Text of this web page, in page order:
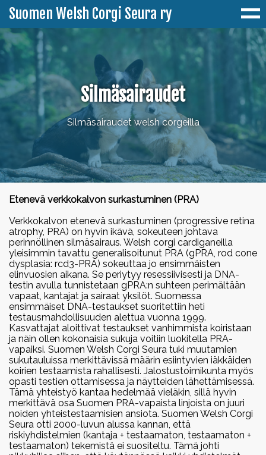
Suomen Welsh Corgi Seura ry
Ajankohtaista
Yhdistys
Jäseneksi
Corgiset-lehti
CorgistiShop
Toimihenkilöt & yhteystiedot
Alaosastot
Keski-Suomen alaosasto
Pirkanmaan alaosasto
Pohjois-Suomen alaosasto
Itä-Suomen alaosasto
Uudenmaan alaosasto
Yhdistyksen säännöt
Vuosikokoukset
Vuosikokous 2026
Vuosikokous 2024
Vuosikokous 2025
Tietosuojaseloste
Corgeista
Welsh Corgi Pembroke
Pembroken värit
Welsh Corgi Cardigan
Harrastukset
Paimennus
Minustako corgin omistaja?
Ohjeita pentua etsivälle
Pentulista & kodinetsintä
Jalostus
PEVISA
Jalostuksen tavoiteohjelmat
Jalostussuositukset
Selkästrategia
Poikkeuslupamenettelyt
Jalostusohjesääntö
Minustako corgikasvattaja?
Kasvattajat
Teettäisinkö nartullani pennut?
Antaisinko urostani jalostukseen?
Terveys
Terveystietopankki
Rodussa esiintyvät sairaudet ja viat
CDDY/IVDD ja CDPA
Lonkkanivelen kasvuhäiriö
Kyynärnivelen inkongruenssi
Selkäongelmat
Silmäsairaudet
Laforan tauti
Virtsakivet
Tapahtumat
Erikoisnäyttely 2026
Mestaruuskisat
Webinaarit
Paimennustaipumustestit ja -
päivät
Näyttelykalenteri
Tulokset
Vuoden corgit
2025
Vuoden cardiganit 2025
Vuoden pembroket 2025
Vuoden harrastecorgit 2025
2024
Vuoden cardiganit 2024
Vuoden pembroket 2024
Vuoden harrastecorgit 2024
Erikoisnäyttelyt
Erikoisnäyttely 2026 Turku
Erikoisnäyttely 2025
Tampere
Erikoisnäyttely 2024 Kouvola
Erikoisnäyttely 2023 Jämsä
Rotumestaruudet
Valiogalleriat
Valiogalleria 2023
Valiogalleria 2022
Valiogalleria 2021
Säännöt
Linkit
Lomakkeet
Jäsenosio
Facebook
Instagram
Silmäsairaudet
Silmäsairaudet welsh corgeilla
Etenevä verkkokalvon surkastuminen (PRA)
Verkkokalvon etenevä surkastuminen (progressive retina
atrophy, PRA) on hyvin ikävä, sokeuteen johtava
perinnöllinen silmäsairaus. Welsh corgi cardiganeilla
yleisimmin tavattu generalisoitunut PRA (gPRA, rod cone
dysplasia: rcd3-PRA) sokeuttaa jo ensimmäisten
elinvuosien aikana. Se periytyy resessiivisesti ja DNA-
testin avulla tunnistetaan gPRA:n suhteen perimältään
vapaat, kantajat ja sairaat yksilöt. Suomessa
ensimmäiset DNA-testaukset suoritettiin heti
testausmahdollisuuden alettua vuonna 1999.
Kasvattajat aloittivat testaukset vanhimmista koiristaan
ja näin ollen kokonaisia sukuja voitiin luokitella PRA-
vapaiksi. Suomen Welsh Corgi Seura tuki muutamien
sukutauluissa merkittävissä määrin esiintyvien iäkkäiden
koirien testaamista rahallisesti. Jalostustoimikunta myös
opasti testien ottamisessa ja näytteiden lähettämisessä.
Tämä yhteistyö kantaa hedelmää vieläkin, sillä hyvin
merkittävä osa Suomen PRA-vapaista linjoista on juuri
noiden yhteistestaamisien ansiota. Suomen Welsh Corgi
Seura otti 2000-luvun alussa kannan, että
riskiyhdistelmien (kantaja + testaamaton, testaamaton +
testaamaton) tekemistä ei suositeltu. Tämä johti